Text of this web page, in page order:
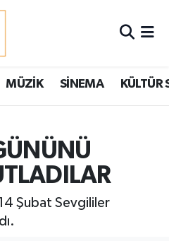
MÜZİK SİNEMA KÜLTÜR
Şubat Sevgililer
ve Fikstür